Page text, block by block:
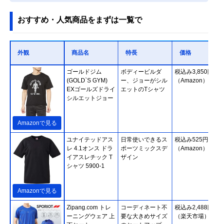
おすすめ・人気商品をまずは一覧で
外観 商品名 特長 価格
Amazonで見る
ゴールドジム
(GOLD`S GYM)
EXゴールズドライ
シルエットジョー
ボディービルダ
ー、ジョーがシル
エットのTシャツ
税込み3,850円
（Amazon）
Amazonで見る
ユナイテッドアス
レ 4.1オンス ドラ
イアスレチック T
シャツ 5900-1
日常使いできるス
ポーツミックスデ
ザイン
税込み525円
（Amazon）
Zipang.com トレ
ーニングウェア 上
コーディネート不
要な大きめサイズ
税込み2,488円
（楽天市場）